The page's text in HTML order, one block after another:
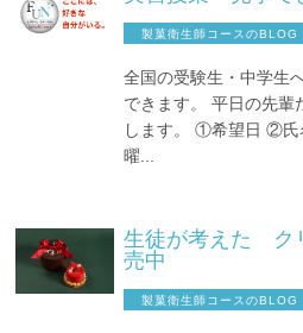
製菓衛生師コースのBLOG
全国の受験生・中学
できます。 平日の先輩
します。 ①希望日 ②
曜...
生徒が考えた ク
売中
製菓衛生師コースのBLOG